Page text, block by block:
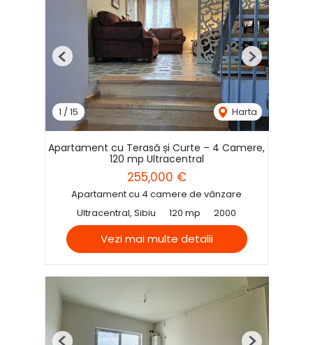
1 /15 Harta
Previous Next
Apartament cu Terasă și Curte – 4 Camere,
120 mp Ultracentral
255,000 €
Apartament cu 4 camere de vânzare
Ultracentral, Sibiu
120 mp 2000
Vezi mai multe detalii